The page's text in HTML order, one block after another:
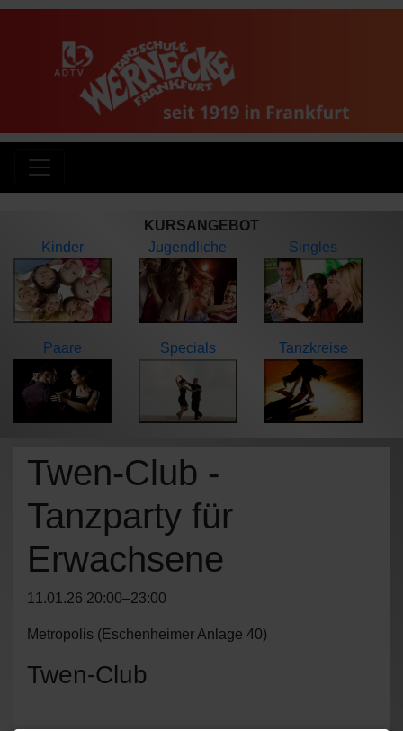
KURSANGEBOT
Kinder
Jugendliche Singles
Paare Specials Tanzkreise
Twen-Club -
Tanzparty für
Erwachsene
11.01.26 20:00–23:00
Metropolis (Eschenheimer Anlage 40)
Twen-Club